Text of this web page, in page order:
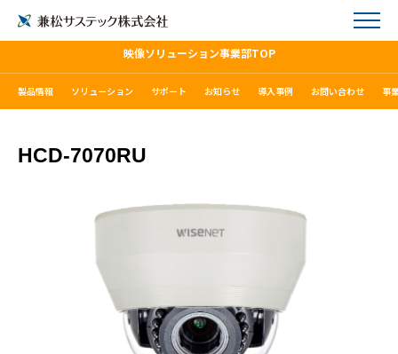
映像ソリューション事業部TOP
製品情報 ソリューション サポート お知らせ 導入事例 お問い合わせ 事
HCD-7070RU